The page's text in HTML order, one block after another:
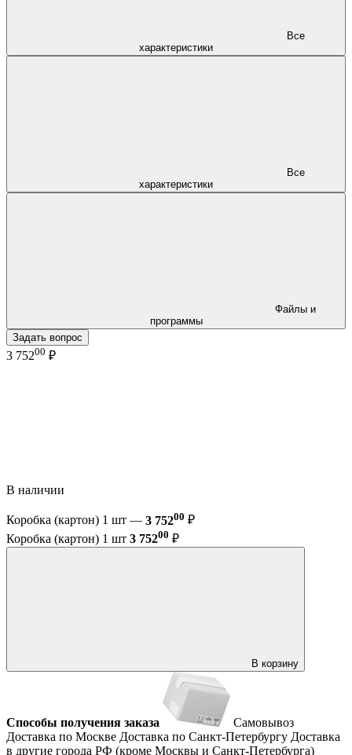
характеристики
характеристики
программы
Задать вопрос
3 75200 ₽
В наличии
Коробка (картон) 1 шт — 3 75200 ₽
Коробка (картон) 1 шт 3 75200 ₽
В корзину
Способы получения заказа
Самовывоз
Доставка по Москве Доставка по Санкт-Петербургу Доставка
в другие города РФ (кроме Москвы и Санкт-Петербурга)